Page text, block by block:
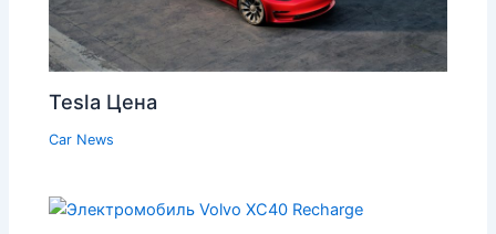
Tesla Цена
Car News